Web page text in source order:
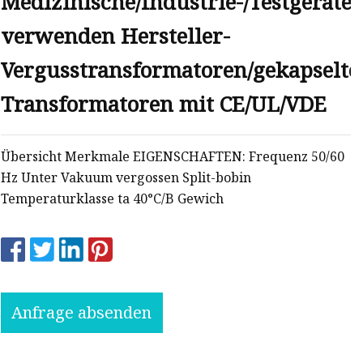
verwenden Hersteller-
Vergusstransformatoren/gekapselte
Transformatoren mit CE/UL/VDE
Übersicht Merkmale EIGENSCHAFTEN: Frequenz 50/60
Hz Unter Vakuum vergossen Split-bobin
Temperaturklasse ta 40°C/B Gewich
Anfrage absenden